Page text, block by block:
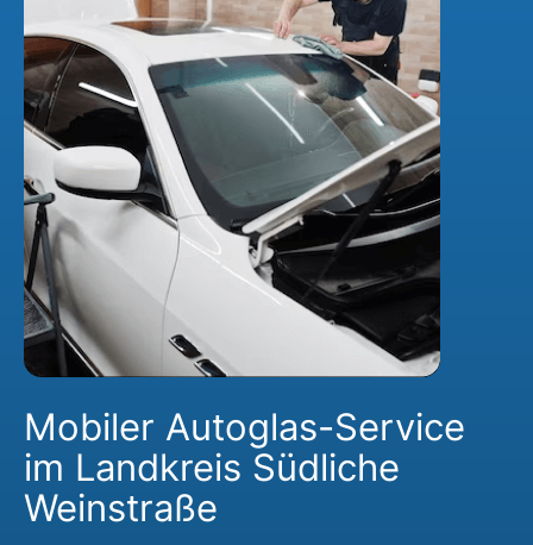
Mobiler Autoglas-Service
im Landkreis Südliche
Weinstraße